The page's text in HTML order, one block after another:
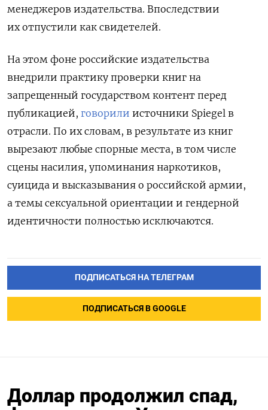
менеджеров издательства. Впоследствии
их отпустили как свидетелей.
На этом фоне российские издательства
внедрили практику проверки книг на
запрещенный государством контент перед
публикацией, говорили источники Spiegel в
отрасли. По их словам, в результате из книг
вырезают любые спорные места, в том числе
сцены насилия, упоминания наркотиков,
суицида и высказывания о российской армии,
а темы сексуальной ориентации и гендерной
идентичности полностью исключаются.
ПОДПИСАТЬСЯ НА ТЕЛЕГРАМ
ПОДПИСАТЬСЯ В GOOGLE
Доллар продолжил спад,